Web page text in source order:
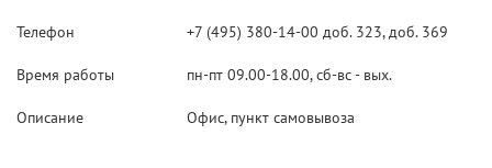
Телефон +7 (495) 380-14-00 доб. 323, доб. 369
Время работы пн-пт 09.00-18.00, сб-вс - вых.
Описание Офис, пункт самовывоза